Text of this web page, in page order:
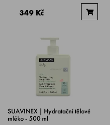
349 Kč
SUAVINEX | Hydratační tělové
mléko - 500 ml